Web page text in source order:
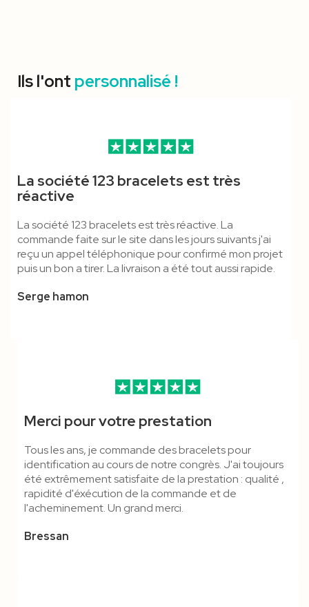
RPET A6
Personnalisable
Vierge
Marqué
Écologique
Ils l'ont personnalisé !
La société 123 bracelets est très
réactive
La société 123 bracelets est très réactive. La
commande faite sur le site dans les jours suivants j'ai
reçu un appel téléphonique pour confirmé mon projet
puis un bon a tirer. La livraison a été tout aussi rapide.
Serge hamon
Merci pour votre prestation
Tous les ans, je commande des bracelets pour
identification au cours de notre congrès. J'ai toujours
été extrêmement satisfaite de la prestation : qualité ,
rapidité d'éxécution de la commande et de
l'acheminement. Un grand merci.
Bressan